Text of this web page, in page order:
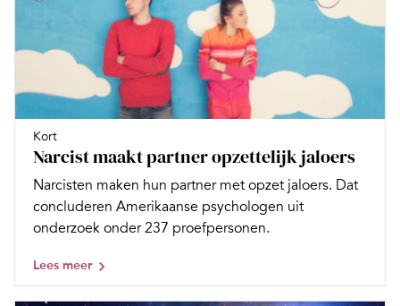
Kort
Narcist maakt partner opzettelijk jaloers
Narcisten maken hun partner met opzet jaloers. Dat
concluderen Amerikaanse psychologen uit
onderzoek onder 237 proefpersonen.
Lees meer